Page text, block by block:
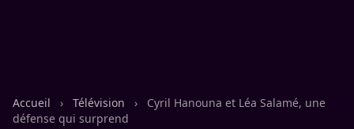
Accueil › Télévision ›
Cyril Hanouna et Léa Salamé, une
défense qui surprend